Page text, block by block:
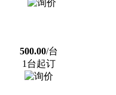
500.00/台
1台起订